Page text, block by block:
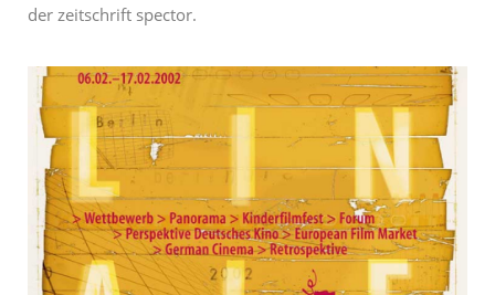
der zeitschrift spector.